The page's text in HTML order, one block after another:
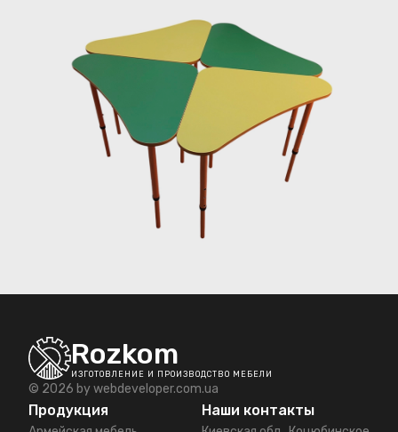
Rozkom
ИЗГОТОВЛЕНИЕ И ПРОИЗВОДСТВО МЕБЕЛИ
© 2026 bywebdeveloper.com.ua
Продукция Наши контакты